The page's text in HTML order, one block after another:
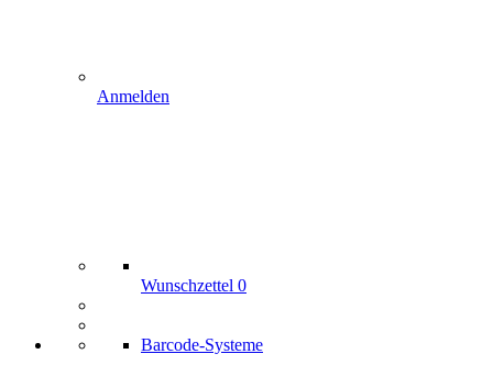
Anmelden
Wunschzettel 0
Barcode-Systeme